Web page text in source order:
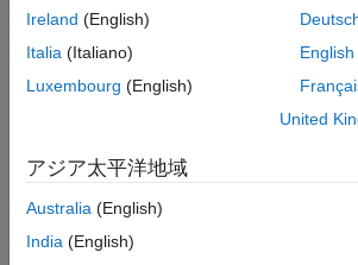
Ireland (English)
Italia (Italiano)
Luxembourg (English)
English
United
アジア太平洋地域
Australia (English)
India (English)